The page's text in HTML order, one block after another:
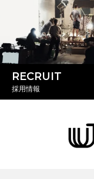
RECRUIT
採用情報